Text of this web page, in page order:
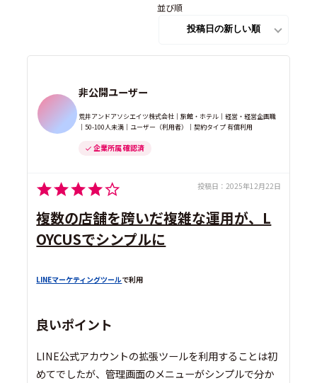
並び順
非公開ユーザー
荒井アンドアソシエイツ株式会社｜旅館・ホテル｜経営・経営企画職
｜50-100人未満｜ユーザー（利用者）｜契約タイプ 有償利用
企業所属 確認済
投稿日： 2025年12月22日
複数の店舗を跨いだ複雑な運用が、L
OYCUSでシンプルに
LINEマーケティングツールで利用
良いポイント
LINE公式アカウントの拡張ツールを利用することは初
めてでしたが、管理画面のメニューがシンプルで分か